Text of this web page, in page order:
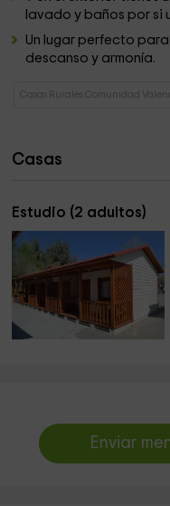
lavado y baños por si
Un lugar perfecto
descanso y armonía.
Casas Rurales Comunidad
Casas
Estudio (2 adultos)
Enviar